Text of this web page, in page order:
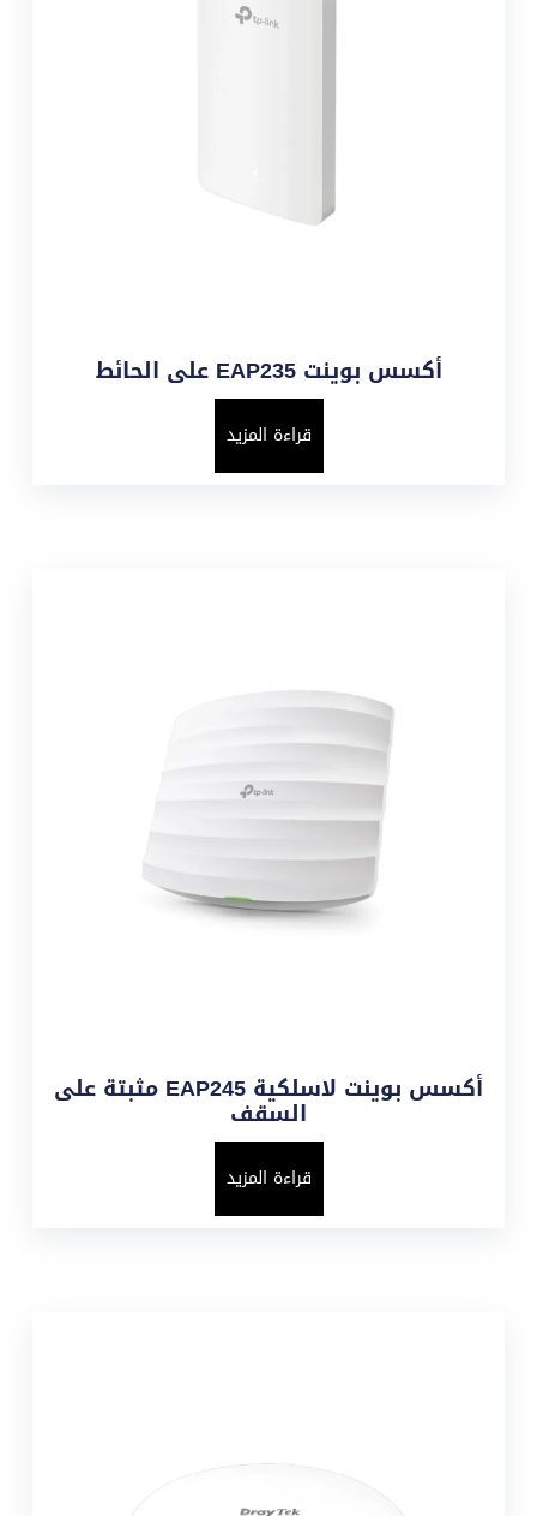
أكسس بوينت EAP235 على الحائط
قراءة المزيد
أكسس بوينت لاسلكية EAP245 مثبتة على
السقف
قراءة المزيد